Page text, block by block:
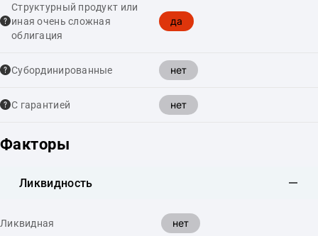
Структурный продукт или
иная очень сложная
облигация
да
Cубординированные нет
С гарантией нет
Факторы
Ликвидность
Ликвидная нет